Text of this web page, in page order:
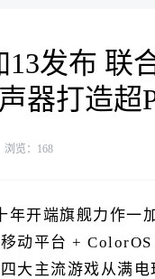
13发布 联
器打造超
浏览： 168
年开端旗舰力作一
动平台 +
大主流游戏从满